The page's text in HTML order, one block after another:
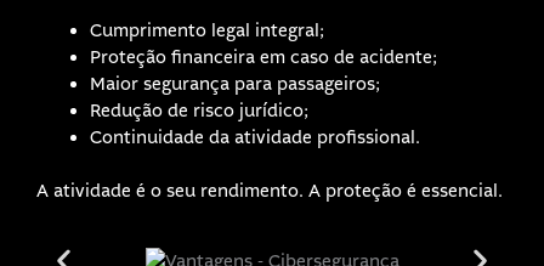
Cumprimento legal integral;
Proteção financeira em caso de acidente;
Maior segurança para passageiros;
Redução de risco jurídico;
Continuidade da atividade profissional.
A atividade é o seu rendimento. A proteção é essencial.